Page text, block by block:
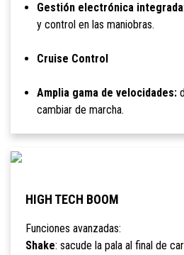
Gestión electrónica integrada
y control en las maniobras.
Cruise Control
Amplia gama de velocidades:
cambiar de marcha.
HIGH TECH BOOM
Funciones avanzadas:
Shake: sacude la pala al final de